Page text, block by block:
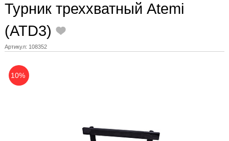
Турник треххватный Atemi
(ATD3)
Артикул: 108352
10%